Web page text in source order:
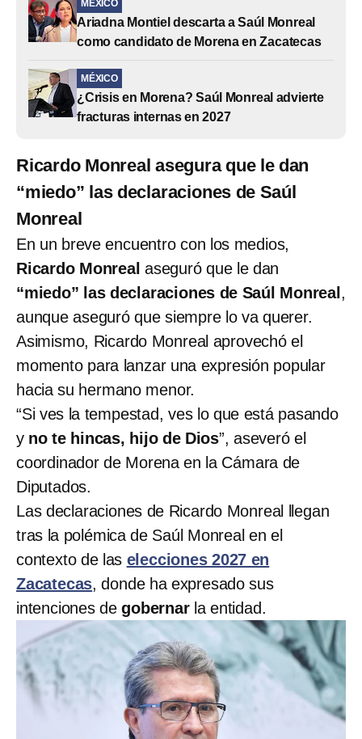
MÉXICO
Ariadna Montiel descarta a Saúl Monreal
como candidato de Morena en Zacatecas
MÉXICO
¿Crisis en Morena? Saúl Monreal advierte
fracturas internas en 2027
Ricardo Monreal asegura que le dan
“miedo” las declaraciones de Saúl
Monreal
En un breve encuentro con los medios,
Ricardo Monreal aseguró que le dan
“miedo” las declaraciones de Saúl Monreal ,
aunque aseguró que siempre lo va querer.
Asimismo, Ricardo Monreal aprovechó el
momento para lanzar una expresión popular
hacia su hermano menor.
“Si ves la tempestad, ves lo que está pasando
y no te hincas, hijo de Dios”, aseveró el
coordinador de Morena en la Cámara de
Diputados.
Las declaraciones de Ricardo Monreal llegan
tras la polémica de Saúl Monreal en el
contexto de las elecciones 2027 en
Zacatecas, donde ha expresado sus
intenciones degobernarla entidad.